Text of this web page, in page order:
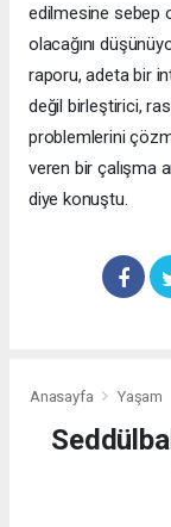
edilmesine sebep
olacağını
raporu, adeta bir
değil birleştirici,
problemlerini
veren bir çalışma
diye konuştu.
Anasayfa Yaşam